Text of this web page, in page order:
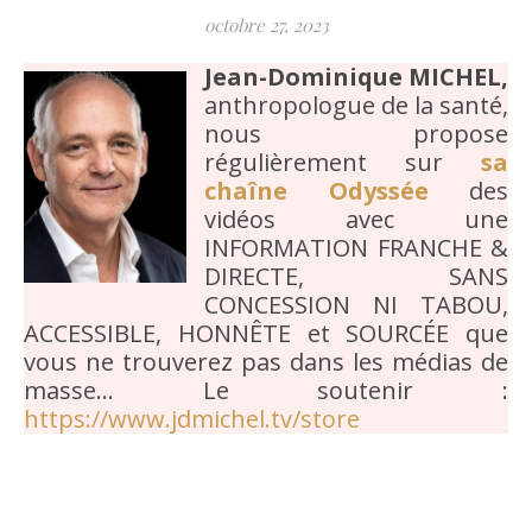
octobre 27, 2023
Jean-Dominique MICHEL,
anthropologue de la santé,
nous propose
régulièrement sur sa
chaîne Odyssée des
vidéos avec une
INFORMATION FRANCHE &
DIRECTE, SANS
CONCESSION NI TABOU,
ACCESSIBLE, HONNÊTE et SOURCÉE que
vous ne trouverez pas dans les médias de
masse… Le soutenir :
https://www.jdmichel.tv/store